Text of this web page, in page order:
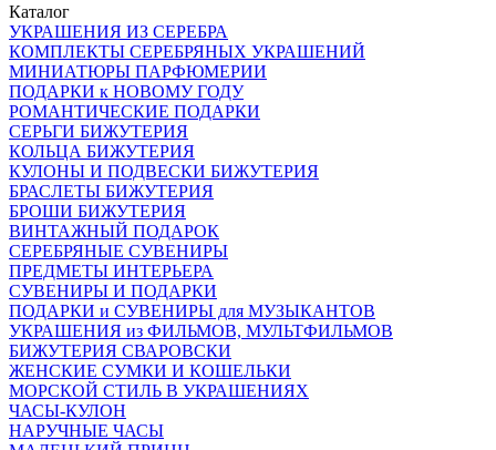
Каталог
УКРАШЕНИЯ ИЗ СЕРЕБРА
КОМПЛЕКТЫ СЕРЕБРЯНЫХ УКРАШЕНИЙ
МИНИАТЮРЫ ПАРФЮМЕРИИ
ПОДАРКИ к НОВОМУ ГОДУ
РОМАНТИЧЕСКИЕ ПОДАРКИ
СЕРЬГИ БИЖУТЕРИЯ
КОЛЬЦА БИЖУТЕРИЯ
КУЛОНЫ И ПОДВЕСКИ БИЖУТЕРИЯ
БРАСЛЕТЫ БИЖУТЕРИЯ
БРОШИ БИЖУТЕРИЯ
ВИНТАЖНЫЙ ПОДАРОК
СЕРЕБРЯНЫЕ СУВЕНИРЫ
ПРЕДМЕТЫ ИНТЕРЬЕРА
СУВЕНИРЫ И ПОДАРКИ
ПОДАРКИ и СУВЕНИРЫ для МУЗЫКАНТОВ
УКРАШЕНИЯ из ФИЛЬМОВ, МУЛЬТФИЛЬМОВ
БИЖУТЕРИЯ СВАРОВСКИ
ЖЕНСКИЕ СУМКИ И КОШЕЛЬКИ
МОРСКОЙ СТИЛЬ В УКРАШЕНИЯХ
ЧАСЫ-КУЛОН
НАРУЧНЫЕ ЧАСЫ